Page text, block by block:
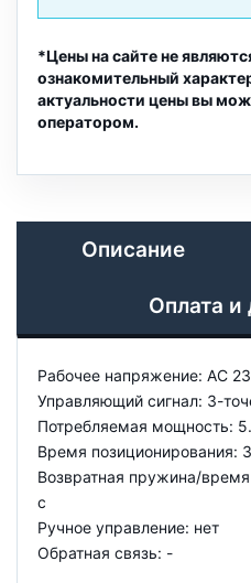
*Цены на сайте не
ознакомительный
актуальности цены вы
оператором.
Описание
Оплата и
Рабочее напряжение: AC
Управляющий сигнал: 3-
Потребляемая мощность:
Время позиционирования:
Возвратная пружина/
с
Ручное управление: нет
Обратная связь: -